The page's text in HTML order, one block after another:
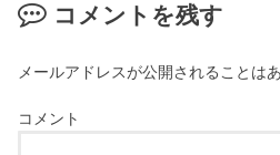
コメントを残す
メールアドレスが公開されることは
コメント